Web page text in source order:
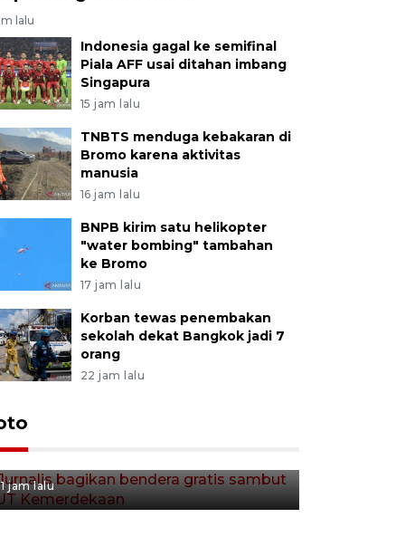
lalu
Indonesia gagal ke semifinal
Piala AFF usai ditahan imbang
Singapura
15 jam lalu
TNBTS menduga kebakaran di
Bromo karena aktivitas
manusia
16 jam lalu
BNPB kirim satu helikopter
"water bombing" tambahan
ke Bromo
17 jam lalu
Korban tewas penembakan
sekolah dekat Bangkok jadi 7
orang
22 jam lalu
Jurnalis bagikan bendera
gratis sambut HUT
1 jam lalu